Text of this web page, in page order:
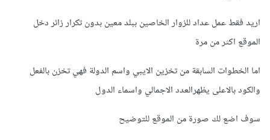
اريد فقط عمل عداد للزوار الخاصين ببلد معين بدون تكرار زائر دخل
الموقع اكثر من مرة
اما الخطوات السابقة من تخزين الايبي واسم الدولة فهي تخزن بالفعل
والكود بالاعلى يظهرالعدد الاجمالي واسماء الدول
سوف اضع لك صورة من الموقع للتوضيح